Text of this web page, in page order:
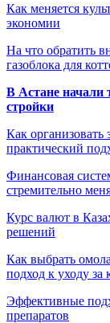
Как меняется
экономии
На что обратить
газоблока для
В Астане начали
стройки
Как организовать
практический
Финансовая
стремительно
Курс валют в
решений
Как выбрать
подход к уходу за
Эффективные
препаратов